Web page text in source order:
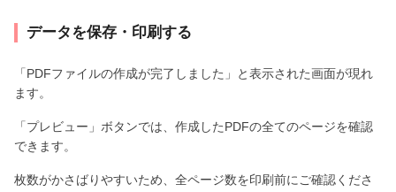
データを保存・印刷する
「PDFファイルの作成が完了しました」と表示された画面が現れ
ます。
「プレビュー」ボタンでは、作成したPDFの全てのページを確認
できます。
枚数がかさばりやすいため、全ページ数を印刷前にご確認くださ